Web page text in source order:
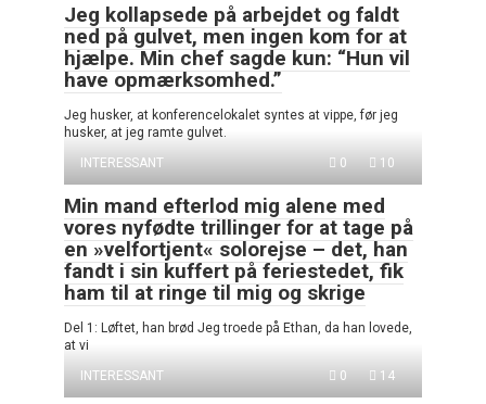
Jeg kollapsede på arbejdet og faldt
ned på gulvet, men ingen kom for at
hjælpe. Min chef sagde kun: “Hun vil
have opmærksomhed.”
Jeg husker, at konferencelokalet syntes at vippe, før jeg
husker, at jeg ramte gulvet.
INTERESSANT
0 10
Min mand efterlod mig alene med
vores nyfødte trillinger for at tage på
en »velfortjent« solorejse – det, han
fandt i sin kuffert på feriestedet, fik
ham til at ringe til mig og skrige
Del 1: Løftet, han brød Jeg troede på Ethan, da han lovede,
at vi
INTERESSANT
0 14